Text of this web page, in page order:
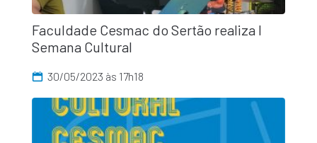
Faculdade Cesmac do Sertão realiza I
Semana Cultural
30/05/2023 às 17h18